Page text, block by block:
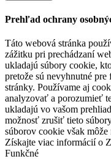
Prehľad ochrany
Táto webová stránka
zážitku pri prechádzaní
ukladajú súbory cookie,
pretože sú nevyhnutné
stránky. Používame aj
analyzovať a porozumieť
ukladajú vo vašom
možnosť zrušiť tieto
súborov cookie však
Získajte viac informácií o
Funkčné